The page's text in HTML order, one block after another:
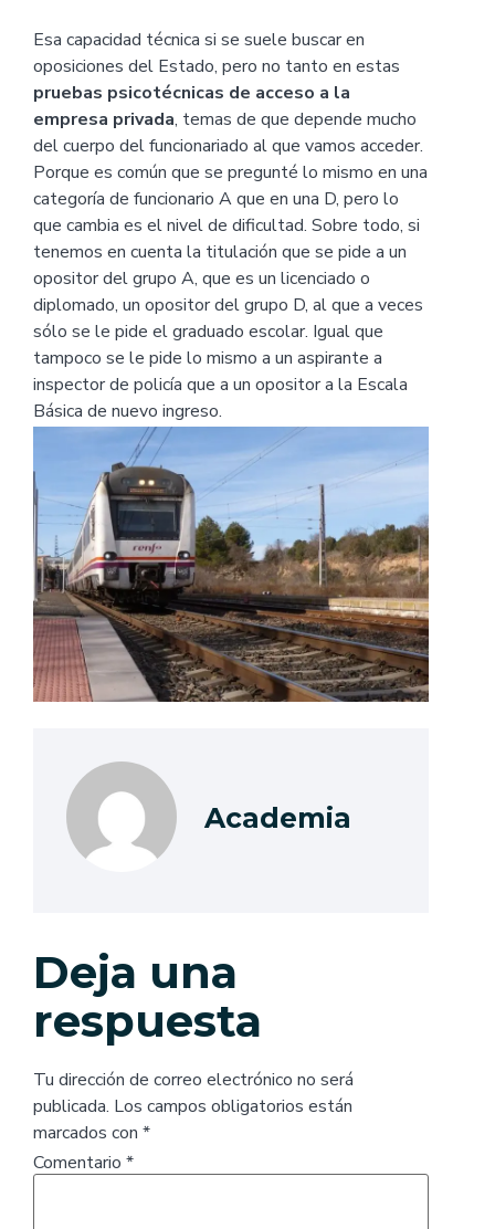
Esa capacidad técnica si se suele buscar en
oposiciones del Estado, pero no tanto en estas
pruebas psicotécnicas de acceso a la
empresa privada, temas de que depende mucho
del cuerpo del funcionariado al que vamos acceder.
Porque es común que se pregunté lo mismo en una
categoría de funcionario A que en una D, pero lo
que cambia es el nivel de dificultad. Sobre todo, si
tenemos en cuenta la titulación que se pide a un
opositor del grupo A, que es un licenciado o
diplomado, un opositor del grupo D, al que a veces
sólo se le pide el graduado escolar. Igual que
tampoco se le pide lo mismo a un aspirante a
inspector de policía que a un opositor a la Escala
Básica de nuevo ingreso.
Academia
Deja una
respuesta
Tu dirección de correo electrónico no será
publicada. Los campos obligatorios están
marcados con *
Comentario *